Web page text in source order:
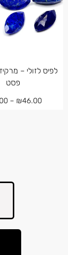
לפיס לזולי –
פסט
₪46.00
–